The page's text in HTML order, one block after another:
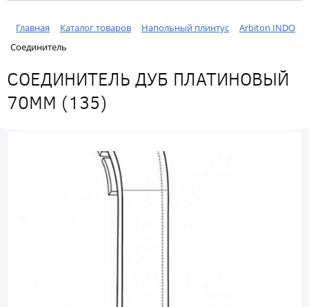
Главная Каталог товаров Напольный плинтус
Arbiton INDO
Соединитель
СОЕДИНИТЕЛЬ ДУБ ПЛАТИНОВЫЙ
70ММ (135)